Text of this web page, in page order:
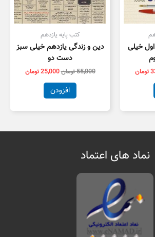
خیلی
تومان
کتب پایه یازدهم
دین و زندگی یازدهم خیلی سبز
دست دو
55,000تومان25,000تومان
افزودن
نماد های اعتماد